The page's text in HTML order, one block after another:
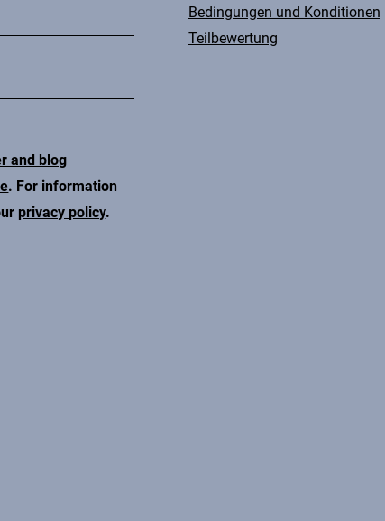
and blog
. For information
privacy policy.
Bedingungen und Konditionen
Teilbewertung